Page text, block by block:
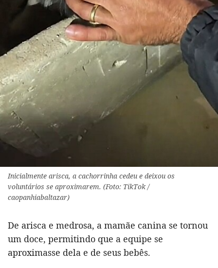
Inicialmente arisca, a cachorrinha cedeu e deixou os
voluntários se aproximarem. (Foto: TikTok /
caopanhiabaltazar)
De arisca e medrosa, a mamãe canina se tornou
um doce, permitindo que a equipe se
aproximasse dela e de seus bebês.